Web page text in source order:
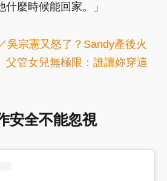
麼時候能回家。」
吳宗憲又怒了？Sandy產後火
父管女兒無極限：誰讓妳穿這
安全不能忽視